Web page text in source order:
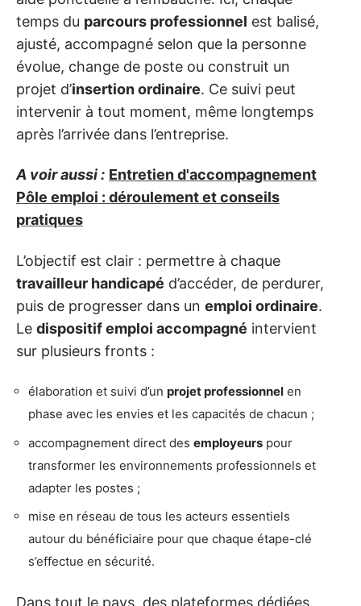
temps du parcours professionnel est balisé,
ajusté, accompagné selon que la personne
évolue, change de poste ou construit un
projet d’insertion ordinaire. Ce suivi peut
intervenir à tout moment, même longtemps
après l’arrivée dans l’entreprise.
A voir aussi : Entretien d'accompagnement
Pôle emploi : déroulement et conseils
pratiques
L’objectif est clair : permettre à chaque
travailleur handicapé d’accéder, de perdurer,
puis de progresser dans un emploi ordinaire.
Le dispositif emploi accompagné intervient
sur plusieurs fronts :
élaboration et suivi d’un projet professionnel en
phase avec les envies et les capacités de chacun ;
accompagnement direct des employeurs pour
transformer les environnements professionnels et
adapter les postes ;
mise en réseau de tous les acteurs essentiels
autour du bénéficiaire pour que chaque étape-clé
s’effectue en sécurité.
Dans tout le pays, des plateformes dédiées